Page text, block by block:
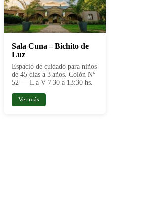
Sala Cuna – Bichito de
Luz
Espacio de cuidado para niños
de 45 días a 3 años. Colón N°
52 — L a V 7:30 a 13:30 hs.
Ver más